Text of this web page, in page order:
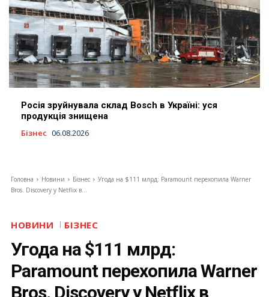
Росія зруйнувала склад Bosch в Україні: уся
продукція знищена
Бізнес 06.08.2026